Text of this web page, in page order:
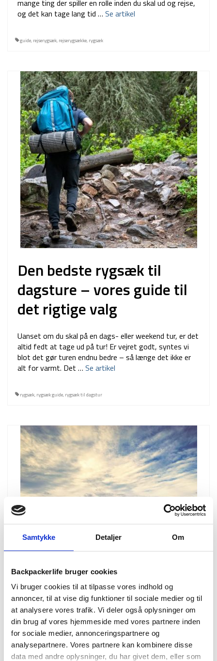
Samtykke Detaljer Om
Backpackerlife bruger cookies
Vi bruger cookies til at tilpasse vores indhold og
annoncer, til at vise dig funktioner til sociale medier og til
at analysere vores trafik. Vi deler også oplysninger om
din brug af vores hjemmeside med vores partnere inden
for sociale medier, annonceringspartnere og
analysepartnere. Vores partnere kan kombinere disse
data med andre oplysninger, du har givet dem, eller som
mange ting der spiller en rolle inden du skal ud og rejse,
og det kan tage lang tid … Se artikel
guide, rejserygsæk, rejserygsække, rygsæk
Den bedste rygsæk til
dagsture – vores guide til
det rigtige valg
Uanset om du skal på en dags- eller weekend tur, er det
altid fedt at tage ud på tur! Er vejret godt, syntes vi
blot det gør turen endnu bedre – så længe det ikke er
alt for varmt. Det … Se artikel
rygsæk, rygsæk guide, rygsæk til dagstur
Den perfekte rygsæk til
børn